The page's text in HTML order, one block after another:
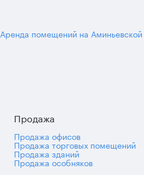
Аренда помещений на Аминьевской
Продажа
Продажа офисов
Продажа торговых помещений
Продажа зданий
Продажа особняков